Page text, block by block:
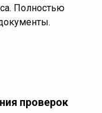
Полностью
проверок